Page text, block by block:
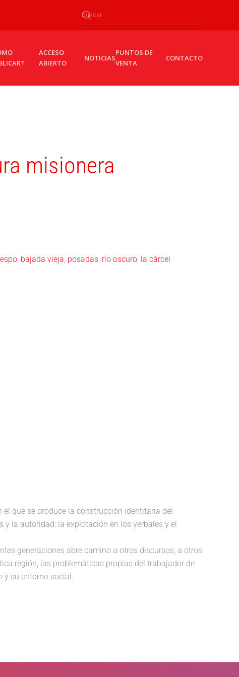
ACCESO
ABIERTO
NOTICIAS
PUNTOS DE
VENTA
CONTACTO
misionera
, bajada vieja, posadas, río oscuro, la cárcel
que se produce la construcción identitaria del
la autoridad: la explotación en los yerbales y el
generaciones abre camino a otros discursos, a otros
región, las problemáticas propias del trabajador de
y su entorno social.